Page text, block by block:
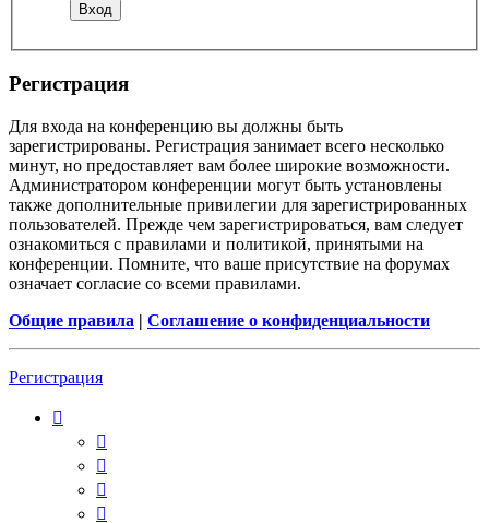
Регистрация
Для входа на конференцию вы должны быть
зарегистрированы. Регистрация занимает всего несколько
минут, но предоставляет вам более широкие возможности.
Администратором конференции могут быть установлены
также дополнительные привилегии для зарегистрированных
пользователей. Прежде чем зарегистрироваться, вам следует
ознакомиться с правилами и политикой, принятыми на
конференции. Помните, что ваше присутствие на форумах
означает согласие со всеми правилами.
Общие правила | Соглашение о конфиденциальности
Регистрация